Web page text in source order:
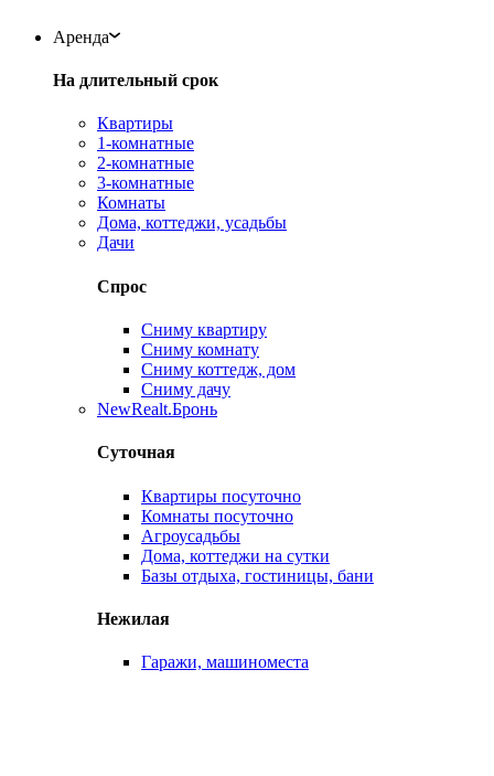
Аренда
На длительный срок
Квартиры
1-комнатные
2-комнатные
3-комнатные
Комнаты
Дома, коттеджи, усадьбы
Дачи
Спрос
Сниму квартиру
Сниму комнату
Сниму коттедж, дом
Сниму дачу
NewRealt.Бронь
Суточная
Квартиры посуточно
Комнаты посуточно
Агроусадьбы
Дома, коттеджи на сутки
Базы отдыха, гостиницы, бани
Нежилая
Гаражи, машиноместа